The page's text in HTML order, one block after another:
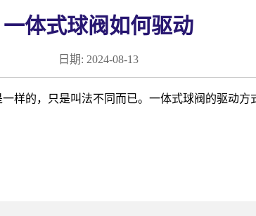
一体式球阀如何驱动
日期: 2024-08-13
样的，只是叫法不同而已。一体式球阀的驱动方